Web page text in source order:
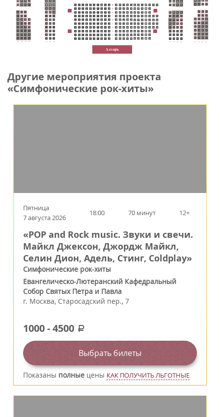
Другие мероприятия проекта
«Симфонические рок-хиты»
Пятница
7 августа 2026
18:00 70 минут 12+
«POP and Rock music. Звуки и свечи.
Майкл Джексон, Джордж Майкл,
Селин Дион, Адель, Стинг, Coldplay»
Симфонические рок-хиты
Евангелическо-Лютеранский Кафедральный
Собор Святых Петра и Павла
г. Москва, Старосадский пер., 7
1000-4500 a
Выбрать билеты
Показаны полные цены КАК ПОЛУЧИТЬ ЛЬГОТНЫЕ